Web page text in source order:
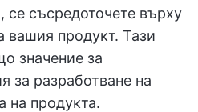
се съсредоточете върху
вашия продукт. Тази
значение за
за разработване на
на продукта.